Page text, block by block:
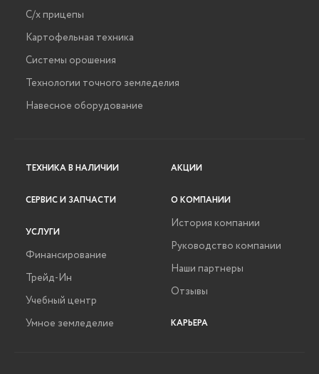
С/х прицепы
Картофельная техника
Системы орошения
Технологии точного земледелия
Навесное оборудование
ТЕХНИКА В НАЛИЧИИ
СЕРВИС И ЗАПЧАСТИ
УСЛУГИ
Финансирование
Трейд-Ин
Учебный центр
Умное земледелие
АКЦИИ
О КОМПАНИИ
История компании
Руководство компании
Наши партнеры
Отзывы
КАРЬЕРА